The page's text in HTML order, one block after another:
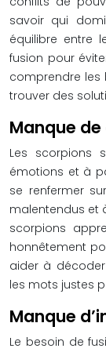
savoir qui
équilibre entre
fusion pour
comprendre les
trouver des
Manque
Les scorpions
émotions et à
se renfermer
malentendus et
scorpions
honnêtement
aider à
les mots justes
Manque
Le besoin de